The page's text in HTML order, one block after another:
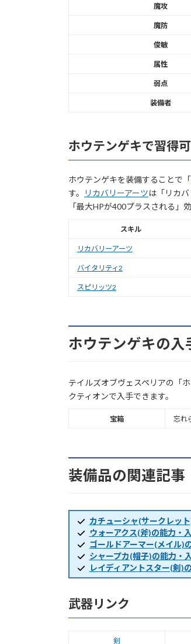
魔攻
魔防
俊敏
属性
弱点
装備者
ホウテンゲキで習得
ホウテンゲキを装備することで「
す。
リカバリーアーツは「リカ
「最大HPが400プラスされる」
スキル
リカバリーアーツ
バイタリティ2
スピリッツ2
ホウテンゲキの入
テイルズオブヴェスペリアの「
クティオンで入手できます。
宝箱 忘れ
装備品の関連記事
カチューシャ(サークレッ
ウォーアクス(斧)の能力・
ゴールドアーマー(メイル)
シャープカ(帽子)の能力・
レイディアントスター(剣)
武器リンク
剣